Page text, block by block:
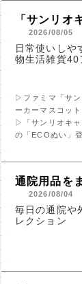
「サンリオ
2026/08/05
日常使いしや
物生活雑貨40
▷ファミマ「サン
ーカーマスコッ
▷「サンリオキャ
の「ECOぬい」
通院用品を
2026/08/04
毎日の通院や
レクション